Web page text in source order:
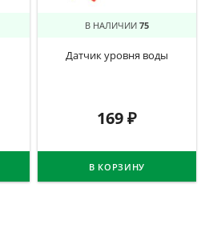
В НАЛИЧИИ 75
Датчик уровня воды
169₽
В КОРЗИНУ